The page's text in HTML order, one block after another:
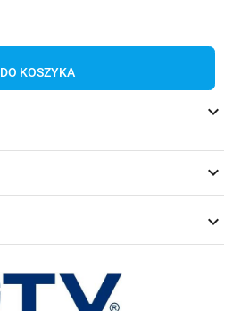
DO KOSZYKA
keyboard_arrow_down
keyboard_arrow_down
keyboard_arrow_down